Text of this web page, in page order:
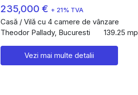
235,000 € + 21% TVA
Casă / Vilă cu 4 camere de vânzare
Theodor Pallady, Bucuresti
139.25 mp
Vezi mai multe detalii